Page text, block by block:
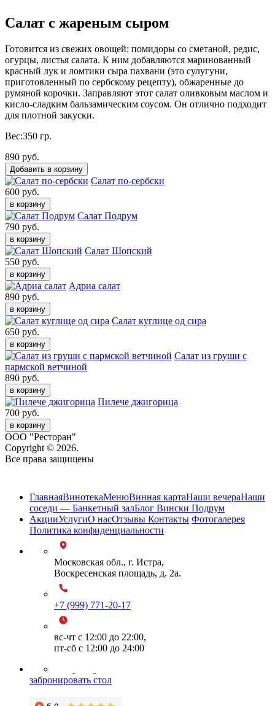
Салат с жареным сыром
Готовится из свежих овощей: помидоры со сметаной, редис,
огурцы, листья салата. К ним добавляются маринованный
красный лук и ломтики сыра пахвани (это сулугуни,
приготовленный по сербскому рецепту), обжаренные до
румяной корочки. Заправляют этот салат оливковым маслом и
кисло-сладким бальзамическим соусом. Он отлично подходит
для плотной закуски.
Вес:350 гр.
890 руб.
Добавить в корзину
Салат по-сербски
600 руб.
в корзину
Салат Подрум
790 руб.
в корзину
Салат Шопский
550 руб.
в корзину
Адриа салат
890 руб.
в корзину
Салат куглице од сира
650 руб.
в корзину
Салат из груши с
пармской ветчиной
890 руб.
в корзину
Пилече джигорица
700 руб.
в корзину
ООО "Ресторан"
Copyright © 2026.
Все права защищены
ГлавнаяВинотекаМенюВинная картаНаши вечераНаши
соседи — Банкетный залБлог Вински Подрум
АкцииУслугиО насОтзывы Контакты Фотогалерея
Политика конфиденциальности
Московская обл., г. Истра,
Воскресенская площадь, д. 2а.
+7 (999) 771-20-17
вс-чт с 12:00 до 22:00,
пт-сб с 12:00 до 24:00
забронировать стол